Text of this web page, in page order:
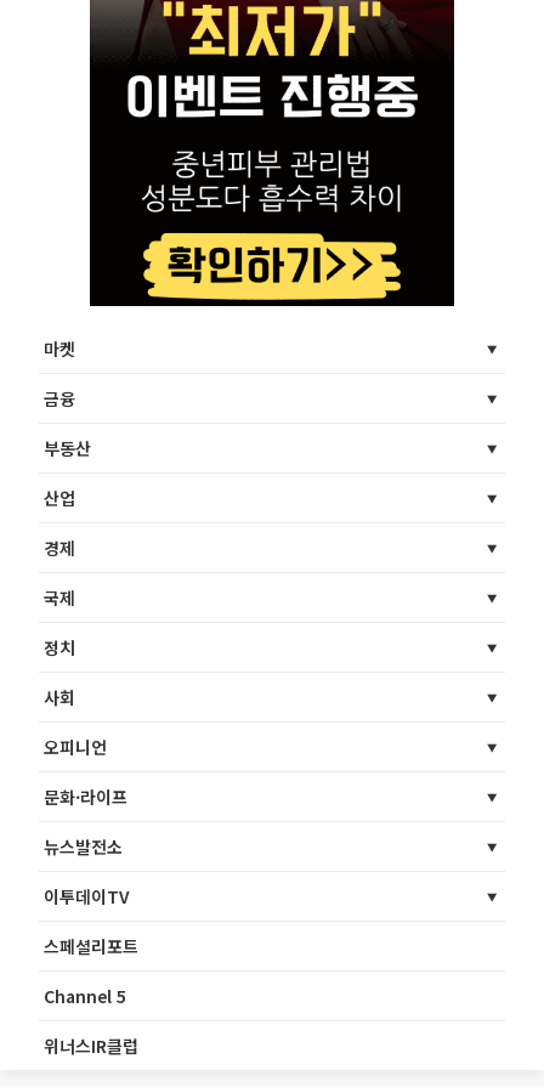
마켓
금융
부동산
산업
경제
국제
정치
사회
오피니언
문화·라이프
뉴스발전소
이투데이TV
스페셜리포트
Channel 5
위너스IR클럽